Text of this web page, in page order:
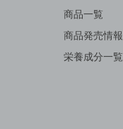
商品一覧
商品発売情報
栄養成分一覧